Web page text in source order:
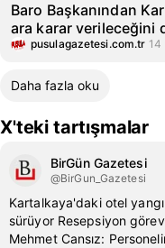
Baro Başkanından
ara karar verileceğini
pusulagazetesi.com.tr 14
Daha fazla oku
X'teki tartışmalar
BirGün Gazetesi
@BirGun_Gazetesi
Kartalkaya'daki otel
sürüyor Resepsiyon
Mehmet Cansız: